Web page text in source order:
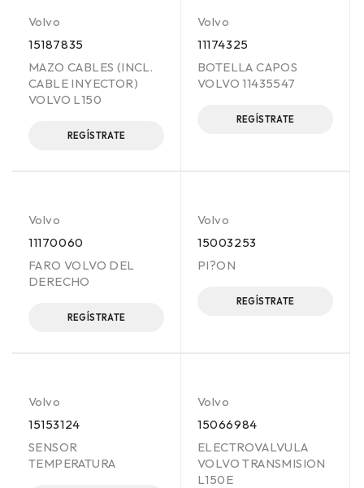
Volvo
15187835
MAZO CABLES (INCL.
CABLE INYECTOR)
VOLVO L150
REGÍSTRATE
Volvo
11174325
BOTELLA CAPOS
VOLVO 11435547
REGÍSTRATE
Volvo
11170060
FARO VOLVO DEL
DERECHO
REGÍSTRATE
Volvo
15003253
PI?ON
REGÍSTRATE
Volvo
15153124
SENSOR
TEMPERATURA
Volvo
15066984
ELECTROVALVULA
VOLVO TRANSMISION
L150E